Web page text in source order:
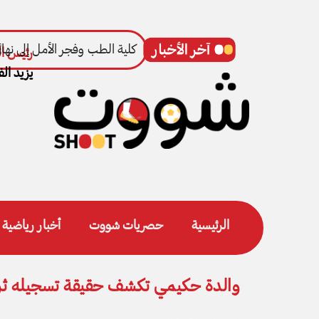
كلية الطب وفجر الأمل إلى
رئيس
يزيد
الرئيسية حصريات شووت أخبار رياضية
والدة حكيمي تكشف حقيقة تسجيله